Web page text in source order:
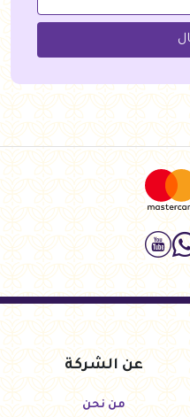
عن الشركة
من نحن